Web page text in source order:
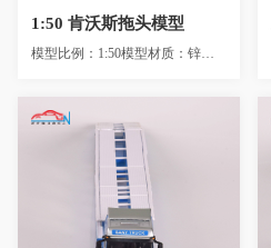
1:50 肯沃斯拖头模型
模型比例：1:50模型材质：锌合金+ABS+PVC +GP（313G）模型尺寸：17×5.3×7.5...
三一拖头 1:64